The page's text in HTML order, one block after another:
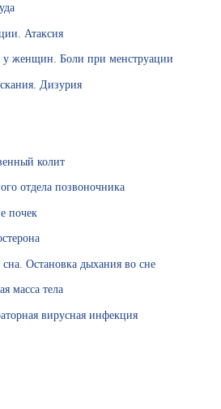
Атаксия
женщин. Боли при менструации
Дизурия
колит
отдела позвоночника
почек
Остановка дыхания во сне
масса тела
вирусная инфекция